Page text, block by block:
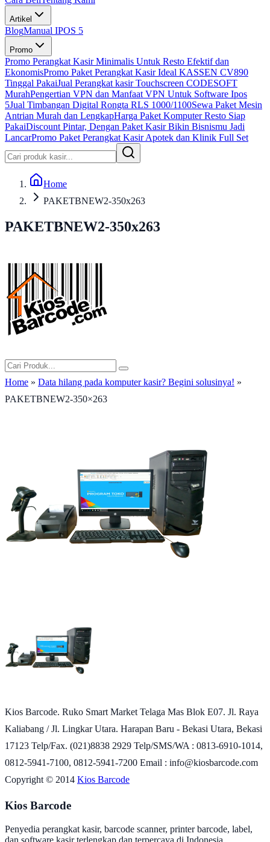
Artikel
BlogManual IPOS 5
Promo
Promo Perangkat Kasir Minimalis Untuk Resto Efektif dan
EkonomisPromo Paket Perangkat Kasir Ideal KASSEN CV890
Tinggal PakaiJual Perangkat kasir Touchscreen CODESOFT
MurahPengertian VPN dan Manfaat VPN Untuk Software Ipos
5Jual Timbangan Digital Rongta RLS 1000/1100Sewa Paket Mesin
Antrian Murah dan LengkapHarga Paket Komputer Resto Siap
PakaiDiscount Pintar, Dengan Paket Kasir Bikin Bisnismu Jadi
LancarPromo Paket Perangkat Kasir Apotek dan Klinik Full Set
Home
PAKETBNEW2-350x263
PAKETBNEW2-350x263
Home » Data hilang pada komputer kasir? Begini solusinya! »
PAKETBNEW2-350×263
Kios Barcode. Ruko Smart Market Telaga Mas Blok E07. Jl. Raya
Kaliabang / Jl. Lingkar Utara. Harapan Baru - Bekasi Utara, Bekasi
17123 Telp/Fax. (021)8838 2929 Telp/SMS/WA : 0813-6910-1014,
0812-5941-7100, 0812-5941-7200 Email : info@kiosbarcode.com
Copyright © 2014 Kios Barcode
Kios Barcode
Penyedia perangkat kasir, barcode scanner, printer barcode, label,
dan software kasir terlengkap dan terpercaya di Indonesia.